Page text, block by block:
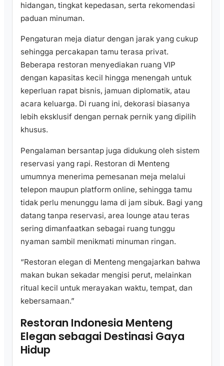
hidangan, tingkat kepedasan, serta rekomendasi
paduan minuman.
Pengaturan meja diatur dengan jarak yang cukup
sehingga percakapan tamu terasa privat.
Beberapa restoran menyediakan ruang VIP
dengan kapasitas kecil hingga menengah untuk
keperluan rapat bisnis, jamuan diplomatik, atau
acara keluarga. Di ruang ini, dekorasi biasanya
lebih eksklusif dengan pernak pernik yang dipilih
khusus.
Pengalaman bersantap juga didukung oleh sistem
reservasi yang rapi. Restoran di Menteng
umumnya menerima pemesanan meja melalui
telepon maupun platform online, sehingga tamu
tidak perlu menunggu lama di jam sibuk. Bagi yang
datang tanpa reservasi, area lounge atau teras
sering dimanfaatkan sebagai ruang tunggu
nyaman sambil menikmati minuman ringan.
“Restoran elegan di Menteng mengajarkan bahwa
makan bukan sekadar mengisi perut, melainkan
ritual kecil untuk merayakan waktu, tempat, dan
kebersamaan.”
Restoran Indonesia Menteng
Elegan sebagai Destinasi Gaya
Hidup